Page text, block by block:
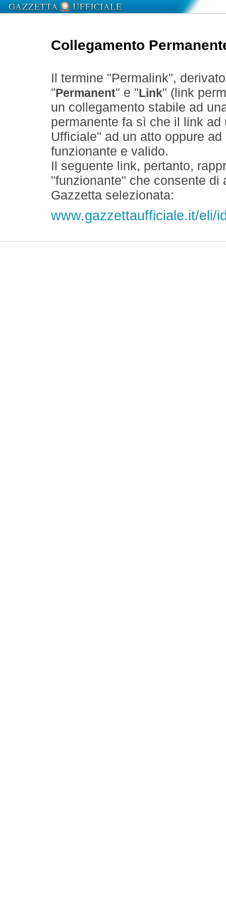
Collegamento
Il termine "Permalink",
" Permanent" e " Link" (link
un collegamento stabile ad
permanente fa sì che il link
Ufficiale" ad un atto oppure
funzionante e valido.
Il seguente link, pertanto,
"funzionante" che consente
Gazzetta selezionata:
www.gazzettaufficiale.it/eli/